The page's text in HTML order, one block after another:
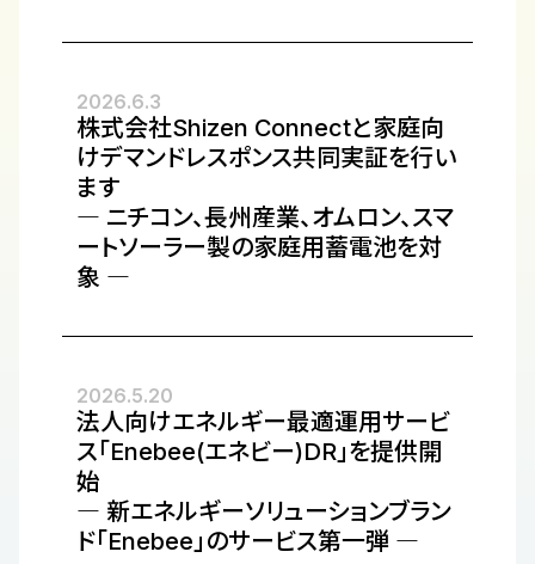
2026.6.3
株式会社Shizen Connectと家庭向
けデマンドレスポンス共同実証を行い
ます
― ニチコン、長州産業、オムロン、スマ
ートソーラー製の家庭用蓄電池を対
象 ―
2026.5.20
法人向けエネルギー最適運用サービ
ス「Enebee(エネビー)DR」を提供開
始
― 新エネルギーソリューションブラン
ド「Enebee」のサービス第一弾 ―